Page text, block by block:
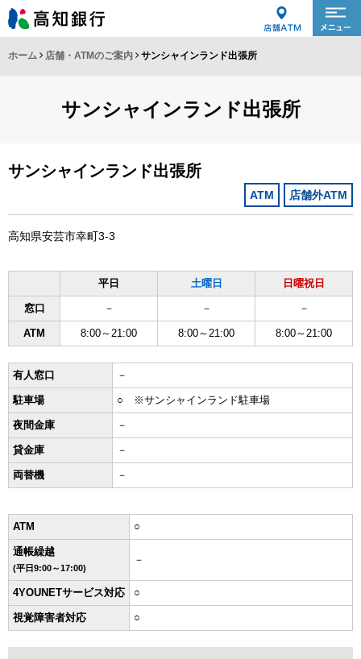
ホーム 店舗・ATMのご案内 サンシャインランド出張所
サンシャインランド出張所
サンシャインランド出張所
ATM 店舗外ATM
高知県安芸市幸町3-3
平日 土曜日 日曜祝日
窓口 － － －
ATM 8:00～21:00 8:00～21:00 8:00～21:00
有人窓口 －
駐車場 ○ ※サンシャインランド駐車場
夜間金庫 －
貸金庫 －
両替機 －
ATM ○
通帳繰越
(平日9:00～17:00)
－
4YOUNETサービス対応 ○
視覚障害者対応 ○